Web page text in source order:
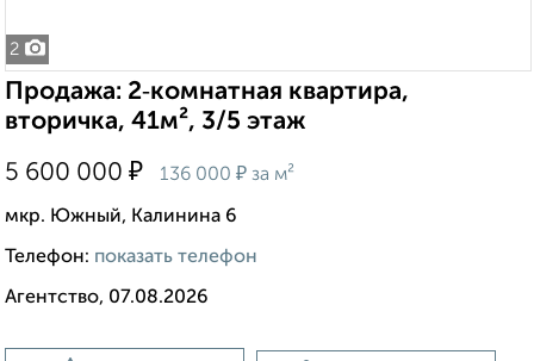
2
Продажа: 2‑комнатная квартира,
вторичка, 41м², 3/5 этаж
5 600 000 ₽ 136 000 ₽ за м²
мкр. Южный, Калинина 6
Телефон: показать телефон
Агентство, 07.08.2026